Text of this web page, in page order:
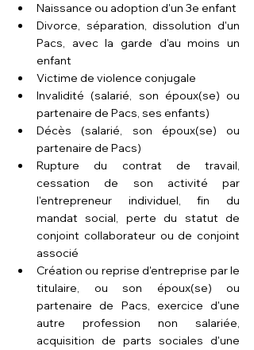
Naissance ou adoption d'un 3e enfant
Divorce, séparation, dissolution d'un
Pacs, avec la garde d'au moins un
enfant
Victime de violence conjugale
Invalidité (salarié, son époux(se) ou
partenaire de Pacs, ses enfants)
Décès (salarié, son époux(se) ou
partenaire de Pacs)
Rupture du contrat de travail,
cessation de son activité par
l'entrepreneur individuel, fin du
mandat social, perte du statut de
conjoint collaborateur ou de conjoint
associé
Création ou reprise d'entreprise par le
titulaire, ou son époux(se) ou
partenaire de Pacs, exercice d'une
autre profession non salariée,
acquisition de parts sociales d'une